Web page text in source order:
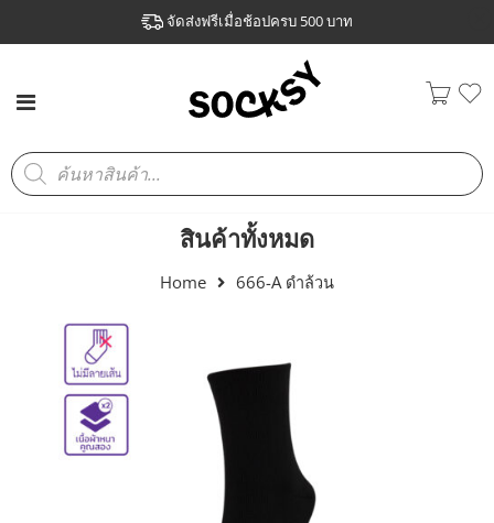
จัดส่งฟรีเมื่อช้อปครบ 500 บาท
สินค้าทั้งหมด
Home 666-A ดำล้วน